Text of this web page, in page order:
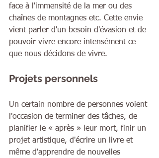
face à l'immensité de la mer ou des
chaînes de montagnes etc. Cette envie
vient parler d'un besoin d'évasion et de
pouvoir vivre encore intensément ce
que nous décidons de vivre.
Projets personnels
Un certain nombre de personnes voient
l'occasion de terminer des tâches, de
planifier le « après » leur mort, finir un
projet artistique, d'écrire un livre et
même d'apprendre de nouvelles